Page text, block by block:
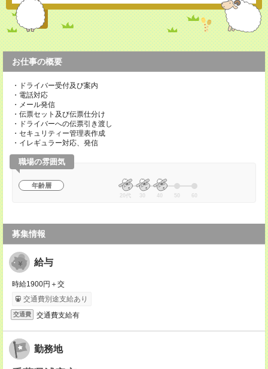
お仕事の概要
・ドライバー受付及び案内
・電話対応
・メール発信
・伝票セット及び伝票仕分け
・ドライバーへの伝票引き渡し
・セキュリティー管理表作成
・イレギュラー対応、発信
職場の雰囲気
年齢層
20代 30 40 50 60
募集情報
給与
時給1900円＋交
交通費別途支給あり
交通費 交通費支給有
勤務地